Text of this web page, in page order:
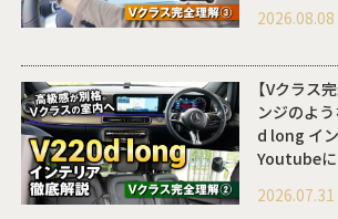
2026.08.08
【Vクラス
ンジのよ
d long イ
Youtubeに
2026.07.31